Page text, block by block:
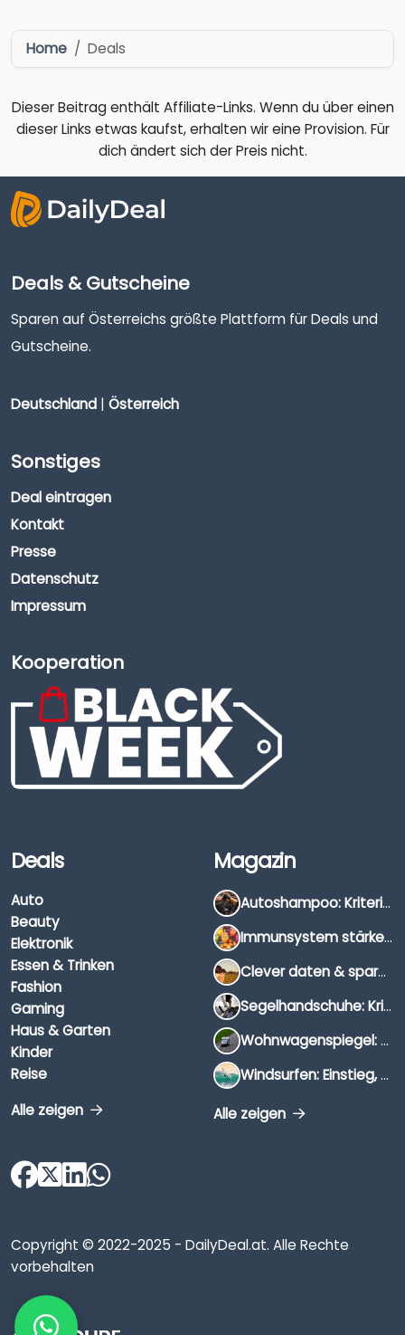
Home Deals
Dieser Beitrag enthält Affiliate-Links. Wenn du über einen
dieser Links etwas kaufst, erhalten wir eine Provision. Für
dich ändert sich der Preis nicht.
Deals & Gutscheine
Sparen auf Österreichs größte Plattform für Deals und
Gutscheine.
Deutschland | Österreich
Sonstiges
Deal eintragen
Kontakt
Presse
Datenschutz
Impressum
Kooperation
Deals
Auto
Beauty
Elektronik
Essen & Trinken
Fashion
Gaming
Haus & Garten
Kinder
Reise
Alle zeigen
Magazin
Autoshampoo: Kriterien, Unterschiede & Anwendung
Immunsystem stärken: Hausmittel, Vitamine & Wissenswertes
Clever daten & sparen: So findest du die besten Deals für Dates und Unternehmungen
Segelhandschuhe: Kriterien, Materialien & Tipps
Wohnwagenspiegel: Auswahl, Preise & Montage
Windsurfen: Einstieg, Ausrüstung & Tipps
Alle zeigen
Copyright © 2022-2025 - DailyDeal.at. Alle Rechte
vorbehalten